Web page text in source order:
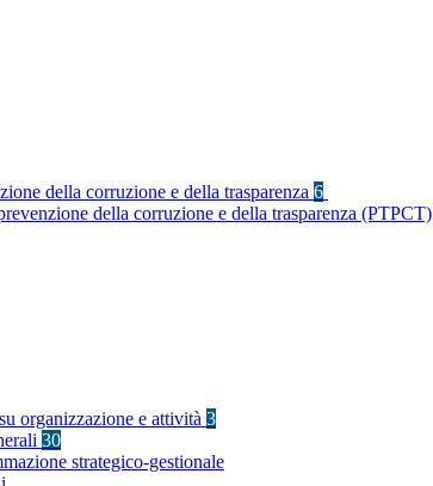
della corruzione e della trasparenza 6
della corruzione e della trasparenza (PTPCT)
organizzazione e attività 3
30
strategico-gestionale